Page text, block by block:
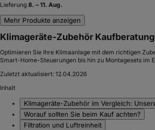
Lieferung 8. – 11. Aug.
Mehr Produkte anzeigen
Klimageräte-Zubehör
Optimieren Sie Ihre Klimaanlage mit dem richtigen
Smart-Home-Steuerungen bis hin zu Montagesets im
Zuletzt aktualisiert: 12.04.2026
Inhalt
Klimageräte-Zubehör im Vergleich:
Worauf sollten Sie beim Kauf achten?
Filtration und Luftreinheit